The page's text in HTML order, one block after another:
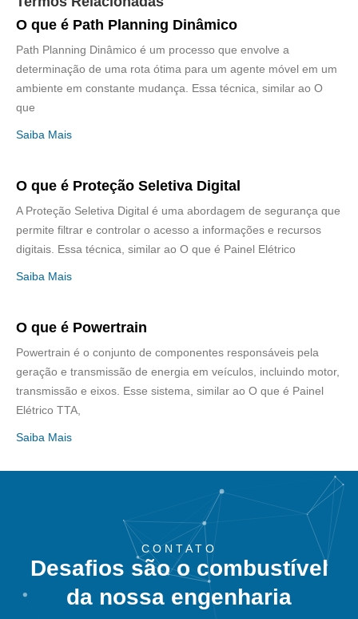
O que é Path Planning Dinâmico
Path Planning Dinâmico é um processo que envolve a
determinação de uma rota ótima para um agente móvel em um
ambiente em constante mudança. Essa técnica, similar ao O
que
Saiba Mais
O que é Proteção Seletiva Digital
A Proteção Seletiva Digital é uma abordagem de segurança que
permite filtrar e controlar o acesso a informações e recursos
digitais. Essa técnica, similar ao O que é Painel Elétrico
Saiba Mais
O que é Powertrain
Powertrain é o conjunto de componentes responsáveis pela
geração e transmissão de energia em veículos, incluindo motor,
transmissão e eixos. Esse sistema, similar ao O que é Painel
Elétrico TTA,
Saiba Mais
CONTATO
Desafios são o combustível
da nossa engenharia